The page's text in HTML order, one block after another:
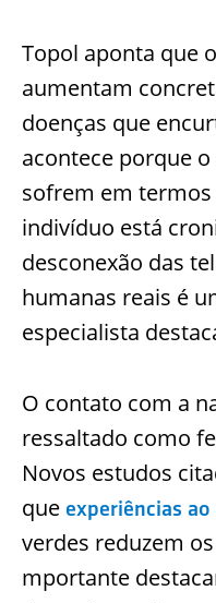
Topol aponta que
aumentam
doenças que
acontece porque
sofrem em
indivíduo está
desconexão das
humanas reais é
especialista
O contato com a
ressaltado como
Novos estudos
que experiências
verdes reduzem
mportante